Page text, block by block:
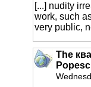
[...] nudity
work, such
very public,
The